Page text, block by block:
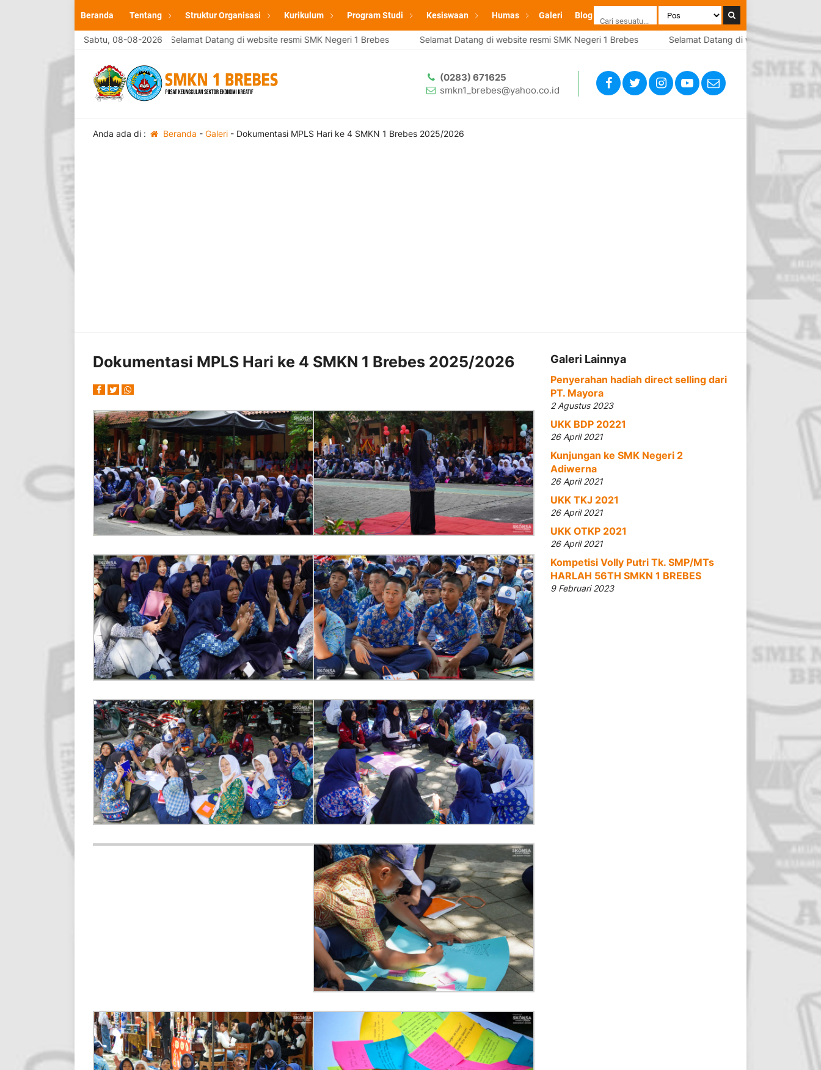
Beranda Tentang Struktur Organisasi Kurikulum Program Studi Kesiswaan Humas Galeri Blog
Sabtu, 08-08-2026
SMK Negeri 1 Brebes Selamat Datang di website resmi SMK Negeri 1 Brebes Selamat Datang di website resmi SMK Negeri 1 Brebes Selamat Datang di website resmi SMK Negeri 1
(0283) 671625
smkn1_brebes@yahoo.co.id
Anda ada di : Beranda - Galeri- Dokumentasi MPLS Hari ke 4 SMKN 1 Brebes 2025/2026
Dokumentasi MPLS Hari ke 4 SMKN 1 Brebes 2025/2026 Galeri Lainnya
Penyerahan hadiah direct selling dari
PT. Mayora
2 Agustus 2023
UKK BDP 20221
26 April 2021
Kunjungan ke SMK Negeri 2
Adiwerna
26 April 2021
UKK TKJ 2021
26 April 2021
UKK OTKP 2021
26 April 2021
Kompetisi Volly Putri Tk. SMP/MTs
HARLAH 56TH SMKN 1 BREBES
9 Februari 2023